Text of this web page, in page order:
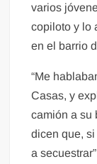
varios
copiloto y lo
en el barrio
“Me
Casas, y
camión a su
dicen que,
a